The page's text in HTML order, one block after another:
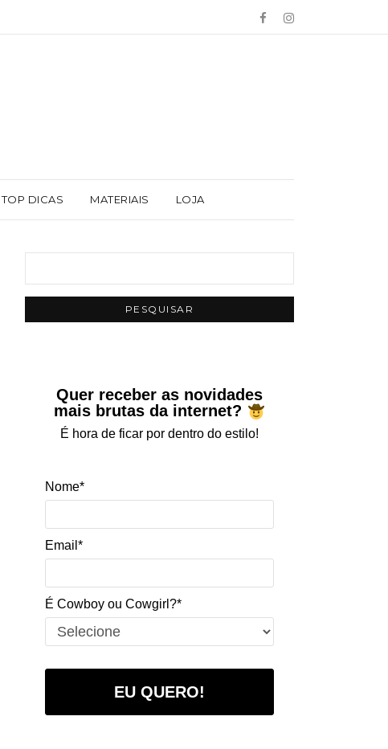
TOP DICAS MATERIAIS LOJA
Quer receber as novidades
mais brutas da internet?
É hora de ficar por dentro do estilo!
Nome*
Email*
É Cowboy ou Cowgirl?*
EU QUERO!